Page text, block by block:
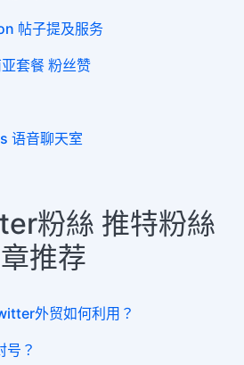
帖子提及服务
套餐 粉丝赞
语音聊天室
粉絲 推特粉絲
推荐
外贸如何利用？
号？